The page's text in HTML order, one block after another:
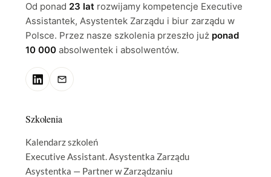
Od ponad 23 lat rozwijamy kompetencje Executive
Assistantek, Asystentek Zarządu i biur zarządu w
Polsce. Przez nasze szkolenia przeszło już ponad
10 000 absolwentek i absolwentów.
Szkolenia
Kalendarz szkoleń
Executive Assistant. Asystentka Zarządu
Asystentka — Partner w Zarządzaniu